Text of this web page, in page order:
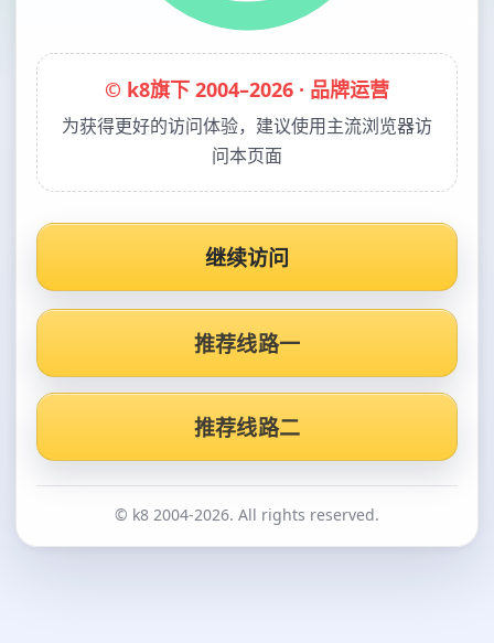
© k8旗下 2004–2026 · 品牌运营
为获得更好的访问体验，建议使用主流浏览器访
问本页面
继续访问
推荐线路一
推荐线路二
© k8 2004-2026. All rights reserved.